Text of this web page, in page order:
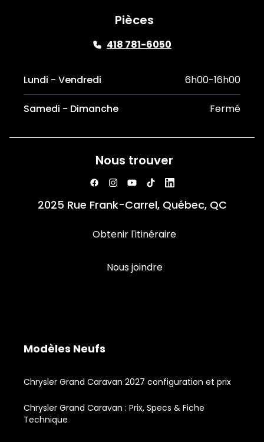
Pièces
418 781-6050
Lundi - Vendredi 6h00-16h00
Samedi - Dimanche Fermé
Nous trouver
2025 Rue Frank-Carrel, Québec, QC
Obtenir l'itinéraire
Nous joindre
Modèles Neufs
Chrysler Grand Caravan 2027 configuration et prix
Chrysler Grand Caravan : Prix, Specs & Fiche
Technique